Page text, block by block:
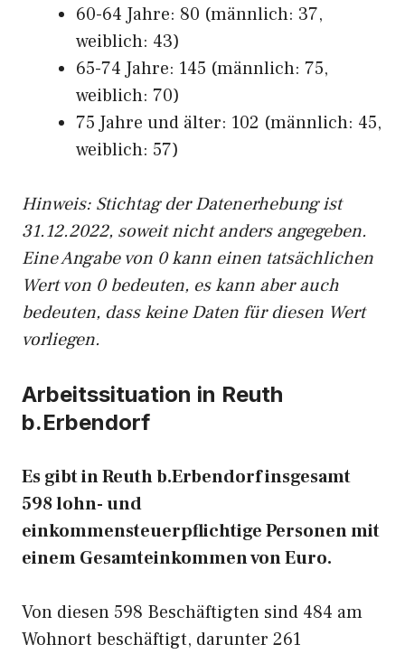
60-64 Jahre: 80 (männlich: 37,
weiblich: 43)
65-74 Jahre: 145 (männlich: 75,
weiblich: 70)
75 Jahre und älter: 102 (männlich: 45,
weiblich: 57)
Hinweis: Stichtag der Datenerhebung ist
31.12.2022, soweit nicht anders angegeben.
Eine Angabe von 0 kann einen tatsächlichen
Wert von 0 bedeuten, es kann aber auch
bedeuten, dass keine Daten für diesen Wert
vorliegen.
Arbeitssituation in Reuth
b.Erbendorf
Es gibt in Reuth b.Erbendorf insgesamt
598 lohn- und
einkommensteuerpflichtige Personen mit
einem Gesamteinkommen von Euro.
Von diesen 598 Beschäftigten sind 484 am
Wohnort beschäftigt, darunter 261